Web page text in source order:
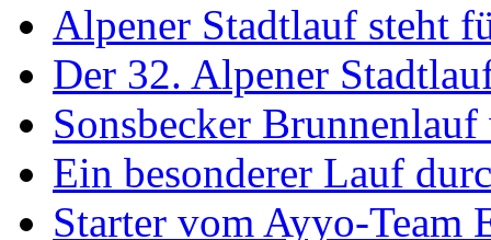
Alpener Stadtlauf steht
Der 32. Alpener
Sonsbecker
Ein besonderer Lauf
Starter vom Ayyo-Team